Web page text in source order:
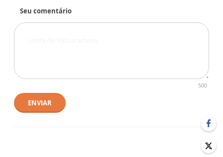
Seu comentário
500
ENVIAR